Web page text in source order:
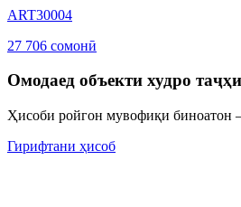
ART30004
27 706 сомонӣ
Омодаед объекти худро
Ҳисоби ройгон мувофиқи биноатон
Гирифтани ҳисоб